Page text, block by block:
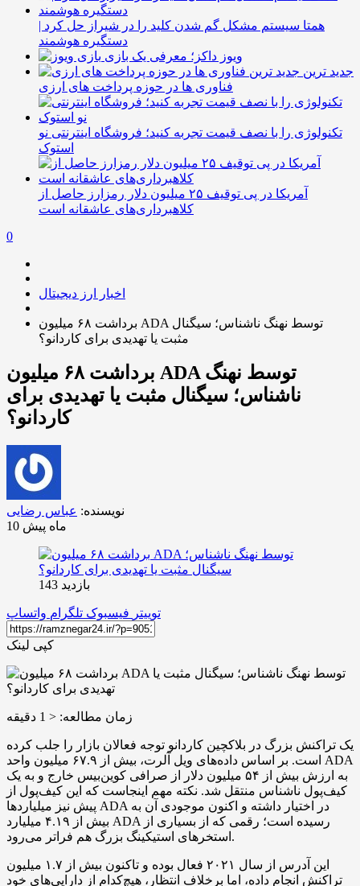
همتا سیستم مشکل گم شدن کلید را در شیراز حل کرد |
دستگیره هوشمند
ویوز داکز؛ معرفی یک بازی
جدید ترین
فناوری ها در حوزه پرداخت های ارزی
تکنولوژی را با نصف قیمت تجربه کنید؛ فروشگاه اینترنتی نو
استوک
آمریکا در پی توقیف ۲۵ میلیون دلار رمزارز حاصل از
کلاهبرداری‌های عاشقانه است
0
اخبار ارز دیجیتال
برداشت ۶۸ میلیون ADA توسط نهنگ ناشناس؛ سیگنال
مثبت یا تهدیدی برای کاردانو؟
برداشت ۶۸ میلیون ADA توسط نهنگ
ناشناس؛ سیگنال مثبت یا تهدیدی برای
کاردانو؟
نویسنده: عباس رضایی
10 ماه پیش
بازدید 143
توییتر فیسبوک تلگرام واتساپ
کپی لینک
زمان مطالعه: < 1 دقیقه
یک تراکنش بزرگ در بلاکچین کاردانو توجه فعالان بازار را جلب کرده
است. بر اساس داده‌های ویل آلرت، بیش از ۶۷.۹ میلیون واحد ADA
به ارزش بیش از ۵۴ میلیون دلار از صرافی کوین‌بیس خارج و به یک
کیف‌پول ناشناس منتقل شد. نکته مهم اینجاست که این کیف‌پول از
پیش‌ نیز میلیاردها ADA در اختیار داشته و اکنون موجودی آن به
بیش از ۴.۱۹ میلیارد ADA رسیده است؛ رقمی که از بسیاری از
استخرهای استیکینگ بزرگ هم فراتر می‌رود.
این آدرس از سال ۲۰۲۱ فعال بوده و تاکنون بیش از ۱.۷ میلیون
تراکنش انجام داده، اما برخلاف انتظار، هیچ‌کدام از دارایی‌های خود